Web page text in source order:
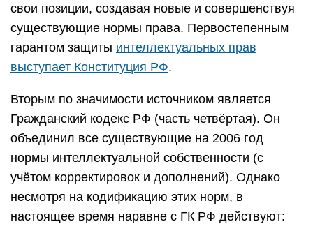
свои позиции, создавая новые и совершенствуя
существующие нормы права. Первостепенным
гарантом защиты интеллектуальных прав
выступает Конституция РФ.
Вторым по значимости источником является
Гражданский кодекс РФ (часть четвёртая). Он
объединил все существующие на 2006 год
нормы интеллектуальной собственности (с
учётом корректировок и дополнений). Однако
несмотря на кодификацию этих норм, в
настоящее время наравне с ГК РФ действуют: